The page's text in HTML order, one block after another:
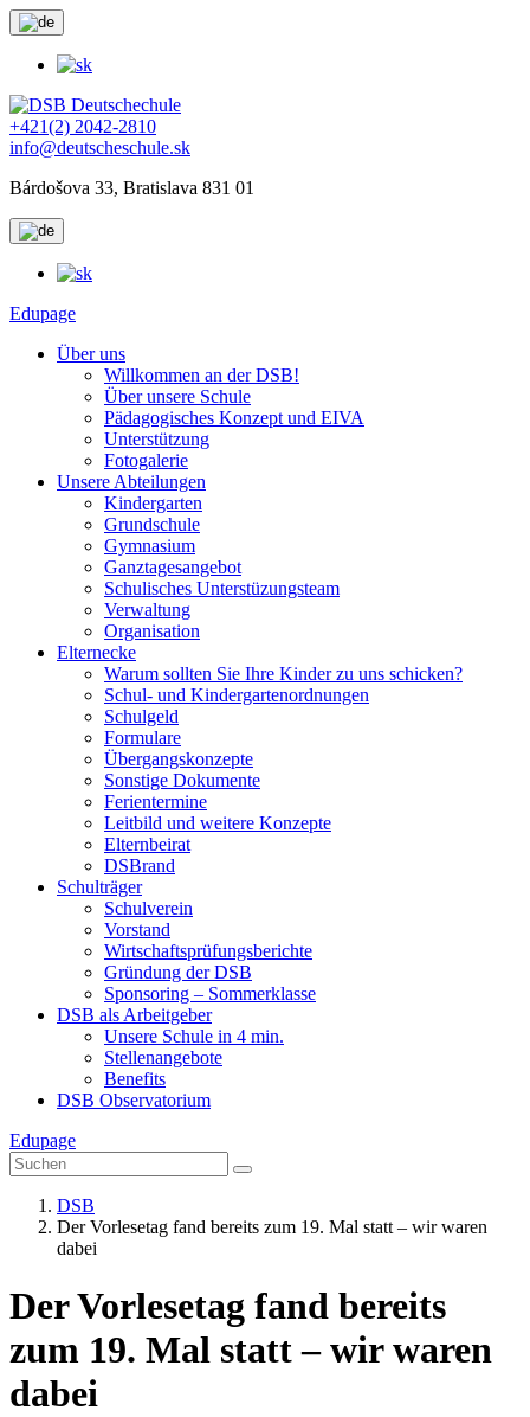
+421(2) 2042-2810
info@deutscheschule.sk
Bárdošova 33, Bratislava 831 01
Edupage
Über uns
Willkommen an der DSB!
Über unsere Schule
Pädagogisches Konzept und EIVA
Unterstützung
Fotogalerie
Unsere Abteilungen
Kindergarten
Grundschule
Gymnasium
Ganztagesangebot
Schulisches Unterstüzungsteam
Verwaltung
Organisation
Elternecke
Warum sollten Sie Ihre Kinder zu uns schicken?
Schul- und Kindergartenordnungen
Schulgeld
Formulare
Übergangskonzepte
Sonstige Dokumente
Ferientermine
Leitbild und weitere Konzepte
Elternbeirat
DSBrand
Schulträger
Schulverein
Vorstand
Wirtschaftsprüfungsberichte
Gründung der DSB
Sponsoring – Sommerklasse
DSB als Arbeitgeber
Unsere Schule in 4 min.
Stellenangebote
Benefits
DSB Observatorium
Edupage
DSB
Der Vorlesetag fand bereits zum 19. Mal statt – wir waren
dabei
Der Vorlesetag fand bereits
zum 19. Mal statt – wir waren
dabei